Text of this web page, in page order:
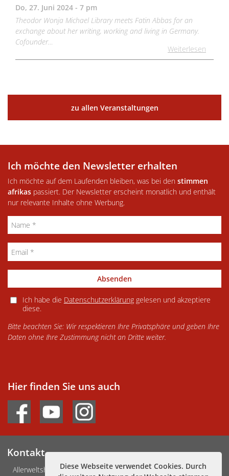
Diese Webseite verwendet Cookies. Durch
Do, 27. Juni 2024 - 7 pm
Theodor Wonja Michael Library meets Fatin Abbas for an
exchange about her writing, working and living in Germany.
Cofounder…
Weiterlesen
zu allen Veranstaltungen
Ich möchte den Newsletter erhalten
Ich möchte auf dem Laufenden bleiben, was bei den stimmen
afrikas passiert. Der Newsletter erscheint monatlich und enthält
nur relevante Inhalte ohne Werbung.
Absenden
Ich habe die Datenschutzerklärunggelesen und akzeptiere
diese.
Bitte beachten Sie: Wir respektieren Ihre Privatsphäre und geben Ihre
Daten ohne Ihre Zustimmung nicht an Dritte weiter.
Hier finden Sie uns auch
Kontakt
Allerweltshaus Köln e.V.